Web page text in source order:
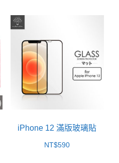
iPhone 12 滿版玻璃貼
NT$590